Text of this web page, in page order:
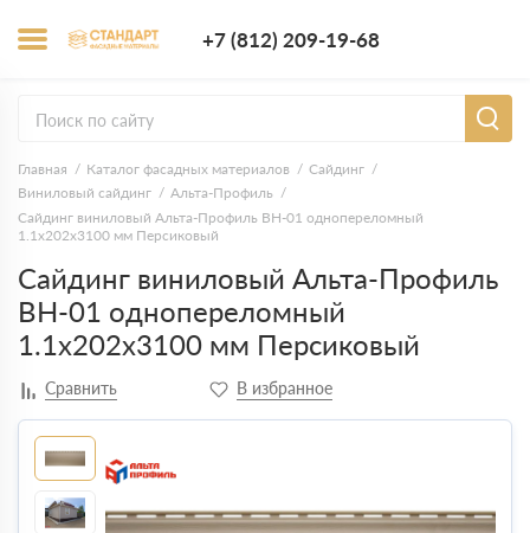
+7 (812) 209-19-68
Главная Каталог фасадных материалов
Сайдинг
Виниловый сайдинг
Альта-Профиль
Сайдинг виниловый Альта-Профиль BH-01 однопереломный
1.1х202х3100 мм Персиковый
Сайдинг виниловый Альта-Профиль
BH-01 однопереломный
1.1х202х3100 мм Персиковый